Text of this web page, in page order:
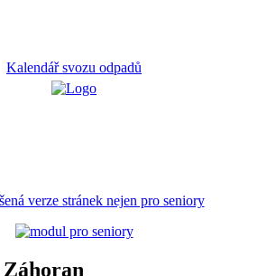
Kalendář svozu odpadů
verze stránek nejen pro seniory